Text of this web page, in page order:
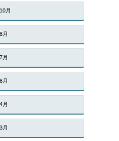
月
月
月
月
月
月